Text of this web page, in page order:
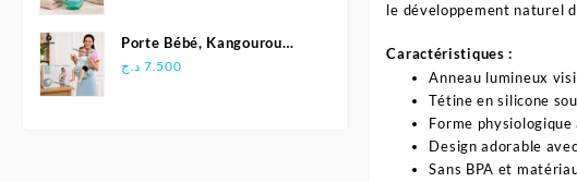
Porte Bébé, Kangourou
Multifonctionnel
7.500 د.ج
le développement naturel
Caractéristiques :
Anneau lumineux
Tétine en silicone
Forme
Design adorable
Sans BPA et